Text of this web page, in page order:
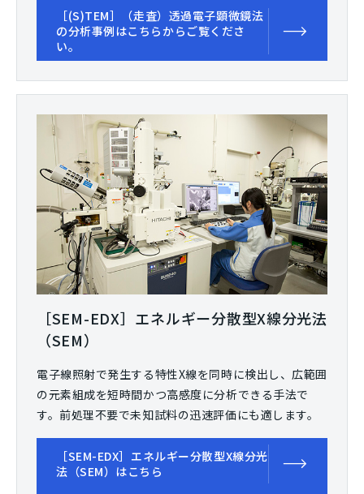
［(S)TEM］（走査）透過電子顕微鏡法
の分析事例はこちらからご覧くださ
い。
［SEM-EDX］エネルギー分散型X線分光法
（SEM）
電子線照射で発生する特性X線を同時に検出し、広範囲
の元素組成を短時間かつ高感度に分析できる手法で
す。前処理不要で未知試料の迅速評価にも適します。
［SEM-EDX］エネルギー分散型X線分光
法（SEM）はこちら